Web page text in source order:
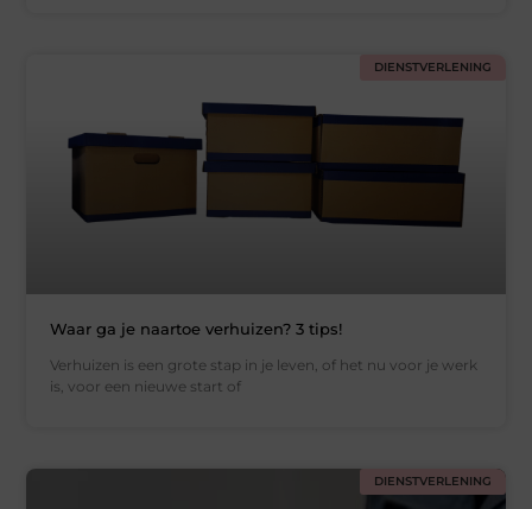
DIENSTVERLENING
Waar ga je naartoe verhuizen? 3 tips!
Verhuizen is een grote stap in je leven, of het nu voor je werk
is, voor een nieuwe start of
DIENSTVERLENING